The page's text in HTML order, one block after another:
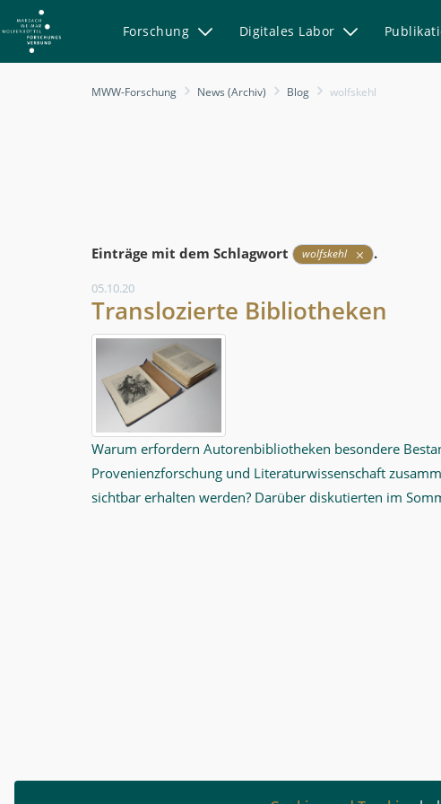
Forschung Digitales Labor
-
MWW-Forschung News (Archiv) Blog wolfskehl
Einträge mit dem Schlagwort wolfskehl .
05.10.20
Translozierte Bibliotheken
Warum erfordern Autorenbibliotheken besondere
Provenienzforschung und Literaturwissenschaft
sichtbar erhalten werden? Darüber diskutierten im